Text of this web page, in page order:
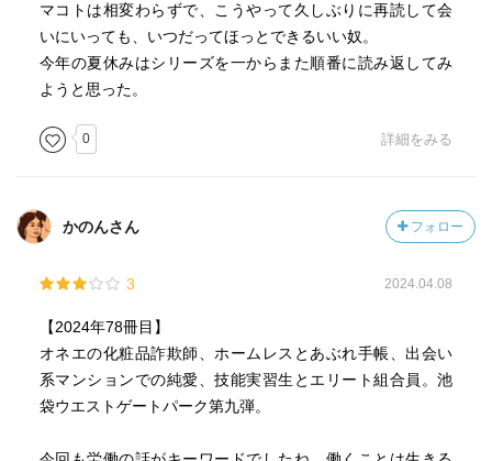
マコトは相変わらずで、こうやって久しぶりに再読して会
いにいっても、いつだってほっとできるいい奴。
今年の夏休みはシリーズを一からまた順番に読み返してみ
ようと思った。
0 詳細をみる
かのんさん フォロー
3 2024.04.08
【2024年78冊目】
オネエの化粧品詐欺師、ホームレスとあぶれ手帳、出会い
系マンションでの純愛、技能実習生とエリート組合員。池
袋ウエストゲートパーク第九弾。